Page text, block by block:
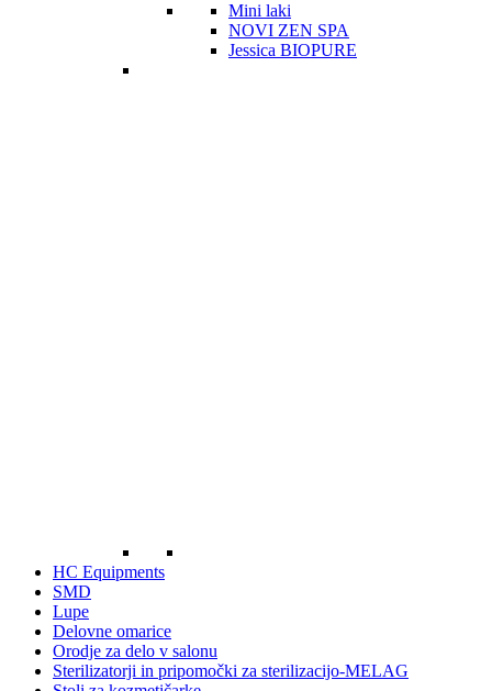
Mini laki
NOVI ZEN SPA
Jessica BIOPURE
HC Equipments
SMD
Lupe
Delovne omarice
Orodje za delo v salonu
Sterilizatorji in pripomočki za sterilizacijo-MELAG